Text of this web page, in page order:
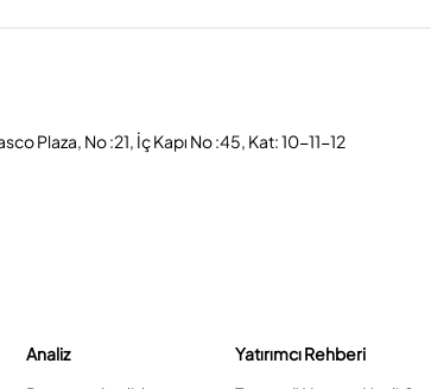
Plaza, No :21, İç Kapı No :45, Kat: 10-11-12
Analiz
Yatırımcı Rehberi